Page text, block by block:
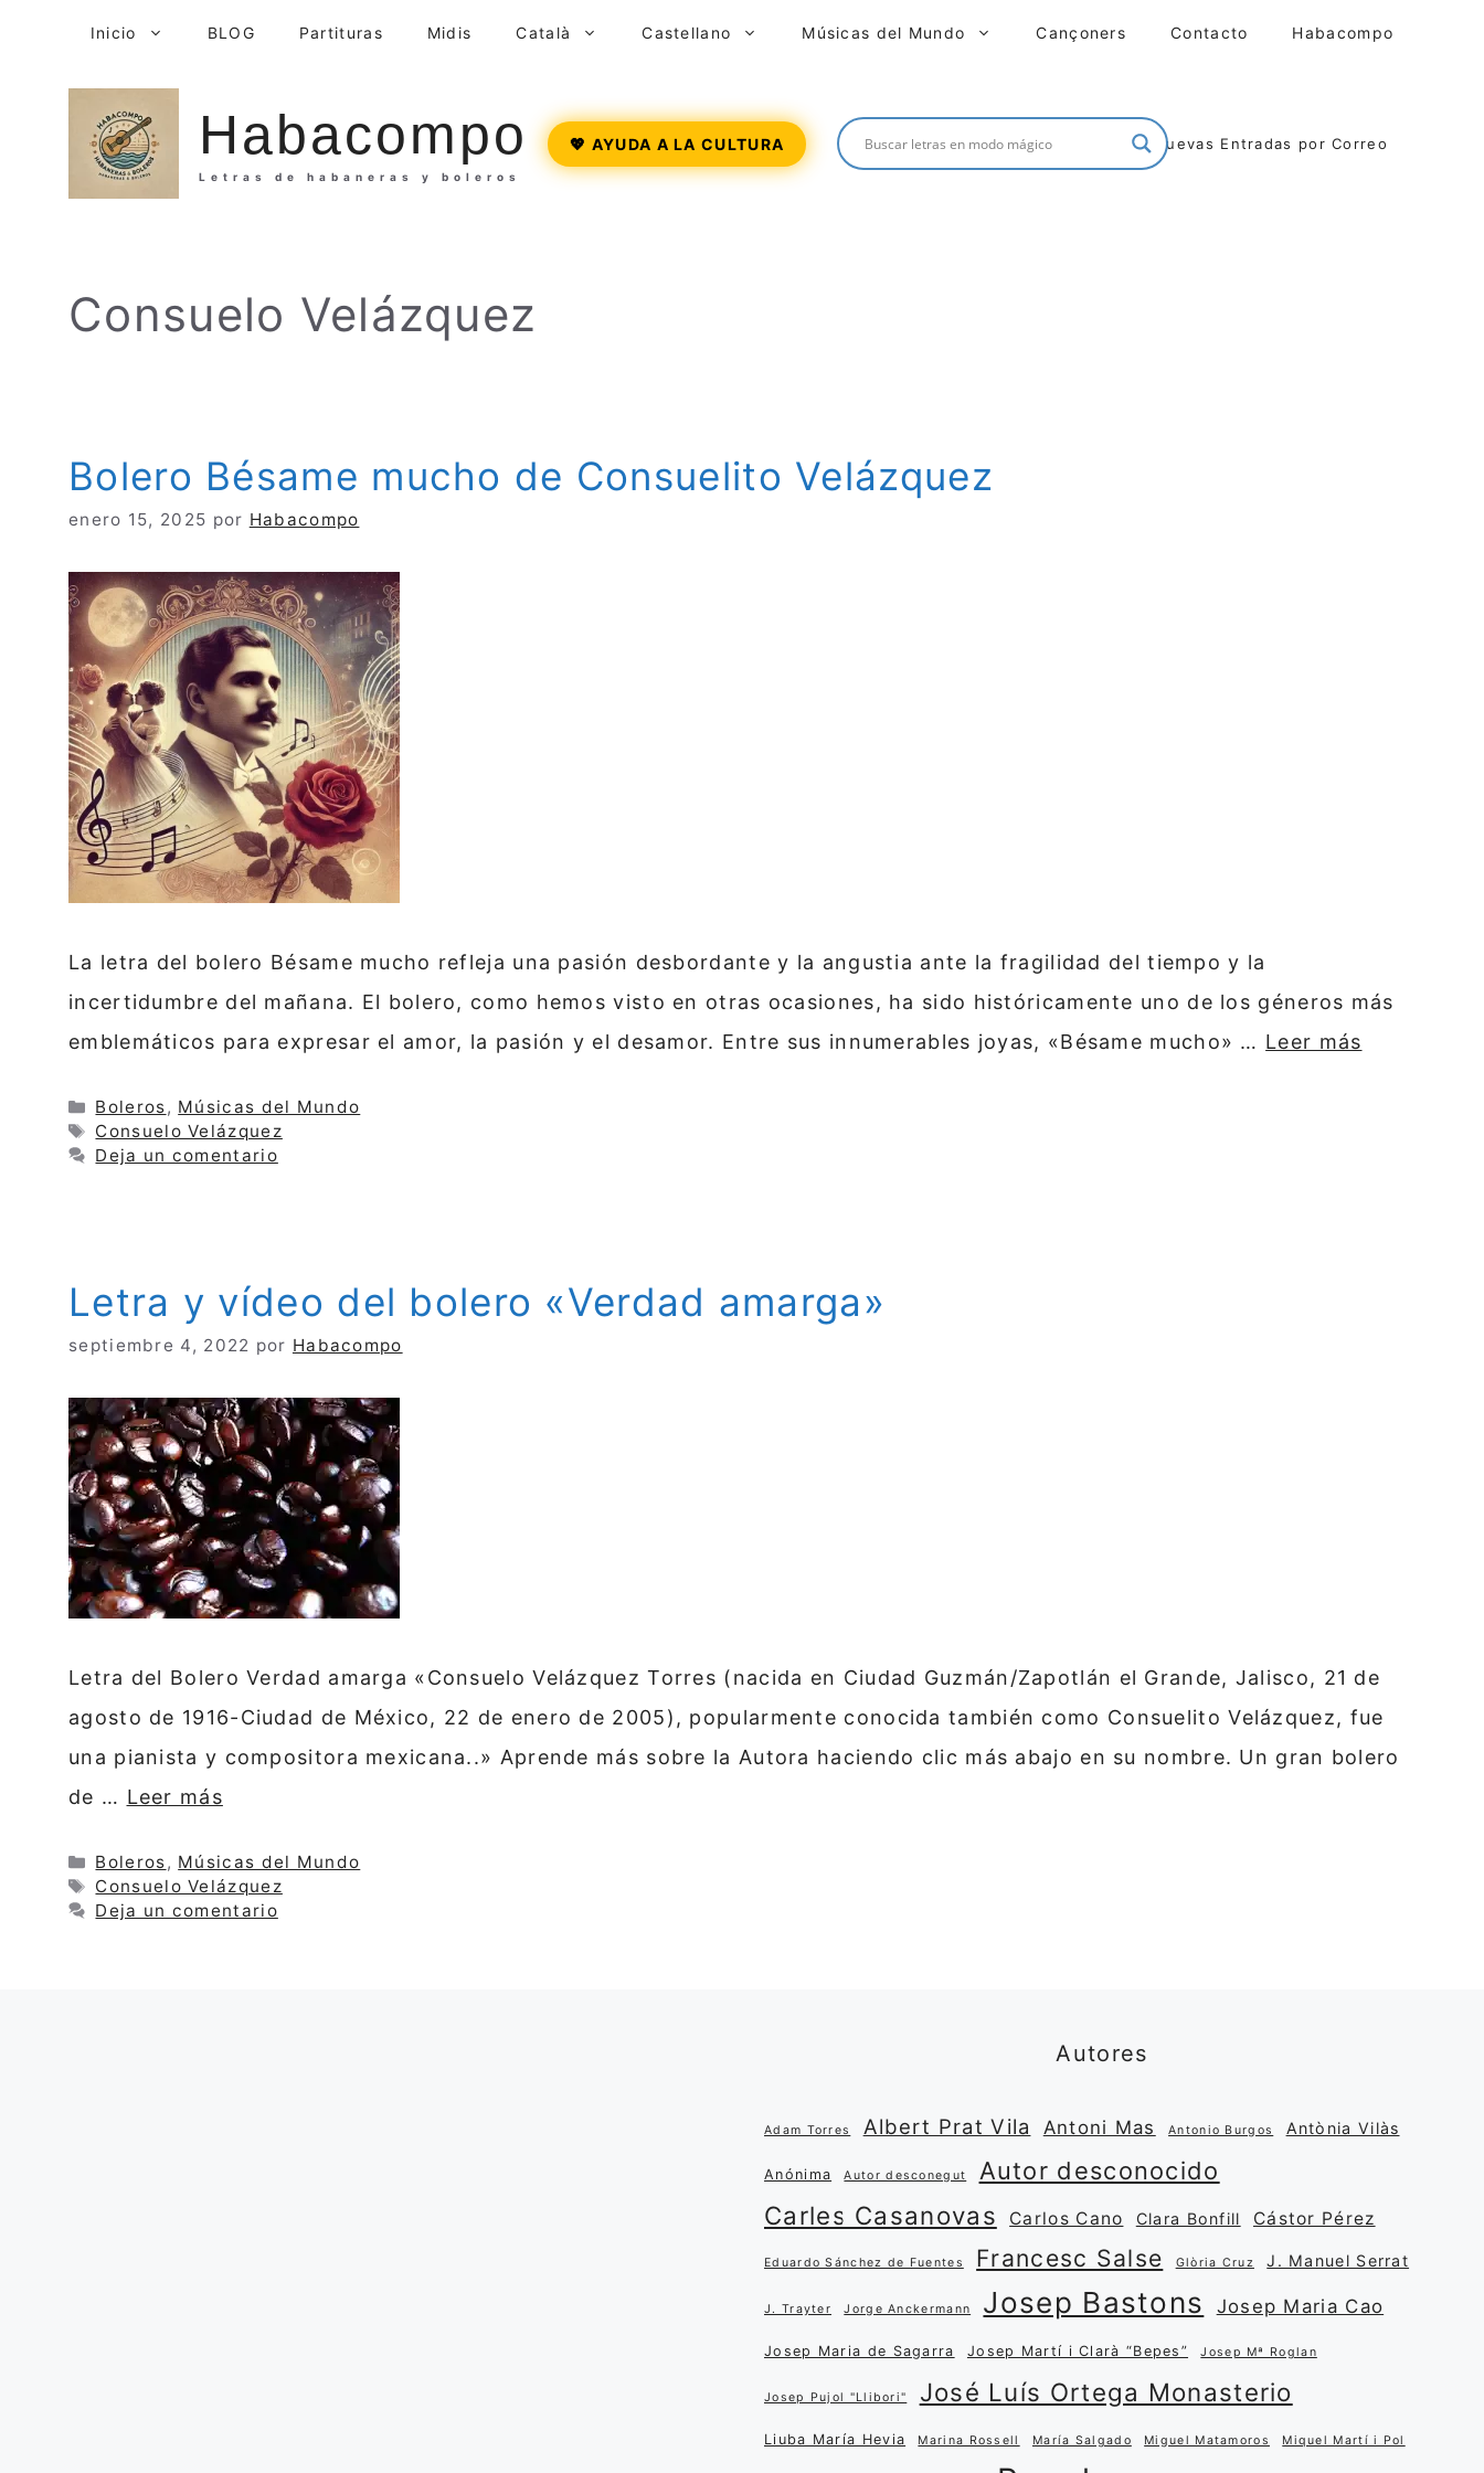
Inicio BLOG Partituras Midis Català Castellano Músicas del Mundo Cançoners Contacto Habacompo
Habacompo
Letras de habaneras y boleros
💖 AYUDA A LA CULTURA Nuevas Entradas por Correo
Consuelo Velázquez
Bolero Bésame mucho de Consuelito Velázquez
enero 15, 2025 por Habacompo
La letra del bolero Bésame mucho refleja una pasión desbordante y la angustia ante la fragilidad del tiempo y la
incertidumbre del mañana. El bolero, como hemos visto en otras ocasiones, ha sido históricamente uno de los géneros más
emblemáticos para expresar el amor, la pasión y el desamor. Entre sus innumerables joyas, «Bésame mucho» … Leer más
Categorías
Boleros, Músicas del Mundo
Etiquetas
Consuelo Velázquez
Deja un comentario
Letra y vídeo del bolero «Verdad amarga»
septiembre 4, 2022 por Habacompo
Letra del Bolero Verdad amarga «Consuelo Velázquez Torres (nacida en Ciudad Guzmán/Zapotlán el Grande, Jalisco, 21 de
agosto de 1916-Ciudad de México, 22 de enero de 2005), popularmente conocida también como Consuelito Velázquez, fue
una pianista y compositora mexicana..» Aprende más sobre la Autora haciendo clic más abajo en su nombre. Un gran bolero
de … Leer más
Categorías
Boleros, Músicas del Mundo
Etiquetas
Consuelo Velázquez
Deja un comentario
Autores
Adam Torres Albert Prat Vila Antoni Mas Antonio Burgos Antònia Vilàs
Anónima Autor desconegut Autor desconocido
Carles Casanovas Carlos Cano Clara Bonfill Cástor Pérez
Eduardo Sánchez de Fuentes Francesc Salse Glòria Cruz J. Manuel Serrat
J. Trayter Jorge Anckermann Josep Bastons Josep Maria Cao
Josep Maria de Sagarra Josep Martí i Clarà “Bepes” Josep Mª Roglan
Josep Pujol "Llibori" José Luís Ortega Monasterio
Liuba María Hevia Marina Rossell María Salgado Miguel Matamoros Miquel Martí i Pol